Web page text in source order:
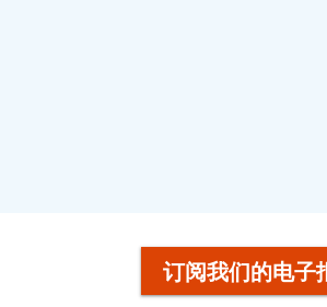
订阅我们的电子